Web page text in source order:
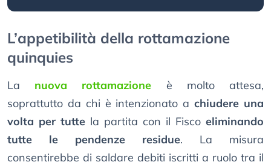
L’appetibilità della rottamazione
quinquies
La nuova rottamazione è molto attesa,
soprattutto da chi è intenzionato achiudere una
volta per tutte la partita con il Fisco eliminando
tutte le pendenze residue. La misura
consentirebbe di saldare debiti iscritti a ruolo tra il